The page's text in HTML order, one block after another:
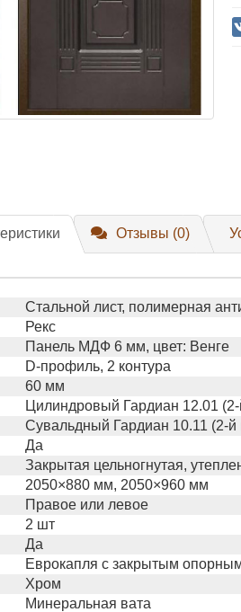
Отзывы (0)
Стальной лист, полимерная
Рекс
Панель МДФ 6 мм, цвет: Венге
D-профиль, 2 контура
60 мм
Цилиндровый Гардиан 12.01
Сувальдный Гардиан 10.11 (2-й
Да
Закрытая цельногнутая,
2050×880 мм, 2050×960 мм
Правое или левое
2 шт
Да
Еврокапля с закрытым
Хром
Минеральная вата